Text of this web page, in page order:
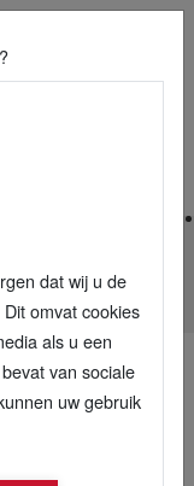
worden MVO
dat wij u de
omvat cookies
als u een
van sociale
uw gebruik